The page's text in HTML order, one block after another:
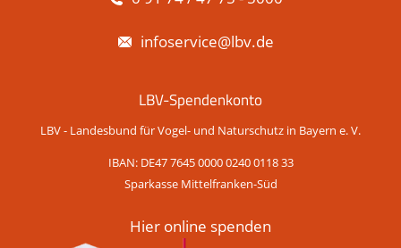
infoservice@lbv.de
LBV-Spendenkonto
LBV - Landesbund für Vogel- und Naturschutz in Bayern e. V.
IBAN: DE47 7645 0000 0240 0118 33
Sparkasse Mittelfranken-Süd
Hier online spenden